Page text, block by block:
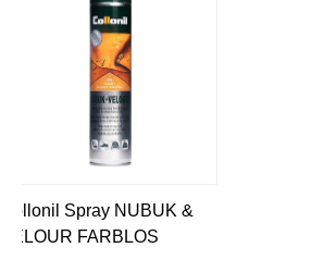
Collonil Spray NUBUK &
VELOUR FARBLOS